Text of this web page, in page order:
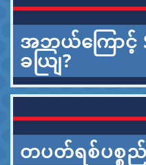
အဘယ်ကြောင့်
ခယျြ?
တပတ်ရစ်ပစ္စ